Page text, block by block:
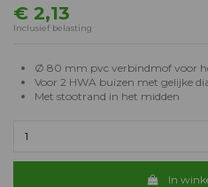
€ 2,13
Inclusief belasting
Ø 80 mm pvc verbindmof voor
Voor 2 HWA buizen met gelijke
Met stootrand in het midden
In